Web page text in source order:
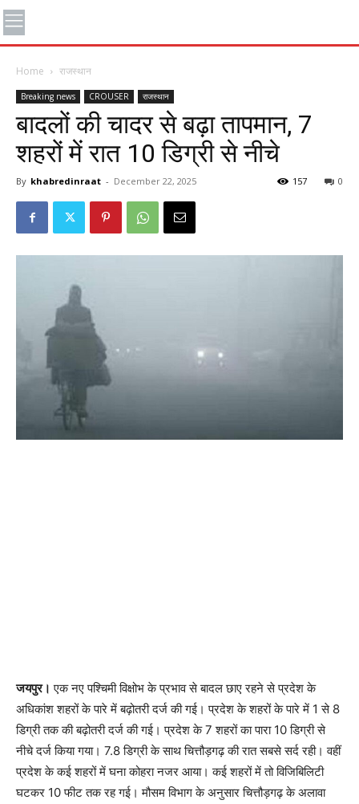
Home राजस्थान
Breaking news CROUSER राजस्थान
बादलों की चादर से बढ़ा तापमान, 7
शहरों में रात 10 डिग्री से नीचे
By khabredinraat - December 22, 2025 0
157
जयपुर। एक नए पश्चिमी विक्षोभ के प्रभाव से बादल छाए रहने से प्रदेश के
अधिकांश शहरों के पारे में बढ़ोतरी दर्ज की गई। प्रदेश के शहरों के पारे में 1 से 8
डिग्री तक की बढ़ोतरी दर्ज की गई। प्रदेश के 7 शहरों का पारा 10 डिग्री से
नीचे दर्ज किया गया। 7.8 डिग्री के साथ चित्तौड़गढ़ की रात सबसे सर्द रही। वहीं
प्रदेश के कई शहरों में घना कोहरा नजर आया। कई शहरों में तो विजिबिलिटी
घटकर 10 फीट तक रह गई। मौसम विभाग के अनुसार चित्तौड़गढ़ के अलावा